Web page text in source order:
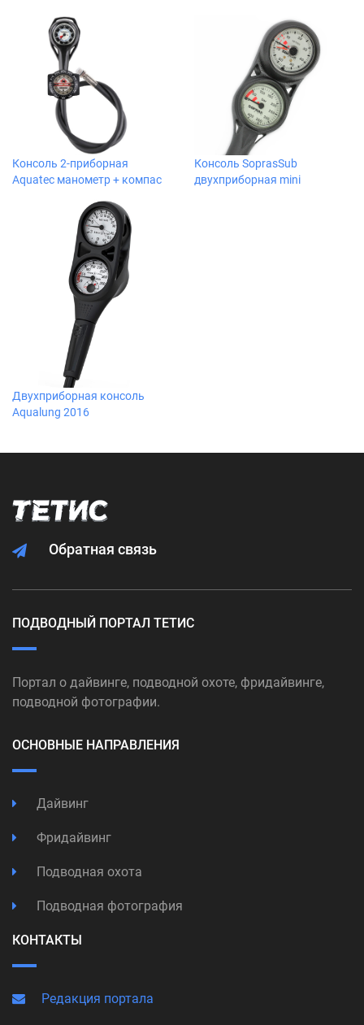
Консоль 2-приборная
Aquatec манометр + компас
Консоль SoprasSub
двухприборная mini
Двухприборная консоль
Aqualung 2016
Обратная связь
ПОДВОДНЫЙ ПОРТАЛ ТЕТИС
Портал о дайвинге, подводной охоте, фридайвинге,
подводной фотографии.
ОСНОВНЫЕ НАПРАВЛЕНИЯ
Дайвинг
Фридайвинг
Подводная охота
Подводная фотография
КОНТАКТЫ
Редакция портала